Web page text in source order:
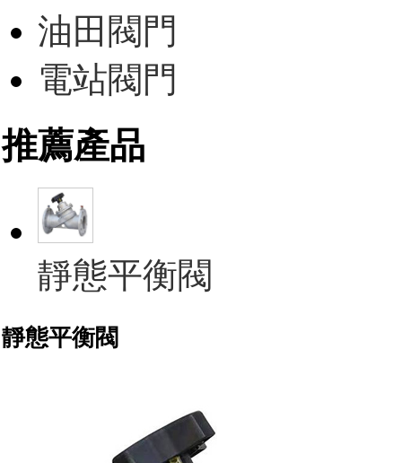
油田閥門
電站閥門
推薦產品
靜態平衡閥
靜態平衡閥